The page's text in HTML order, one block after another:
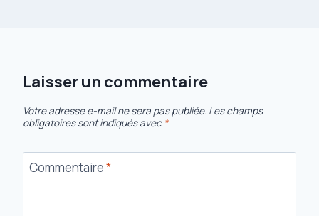
Laisser un commentaire
Votre adresse e-mail ne sera pas publiée. Les champs
obligatoires sont indiqués avec *
Commentaire*